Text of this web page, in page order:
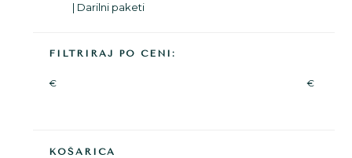
Darilni paketi
FILTRIRAJ PO CENI:
€ €
KOŠARICA